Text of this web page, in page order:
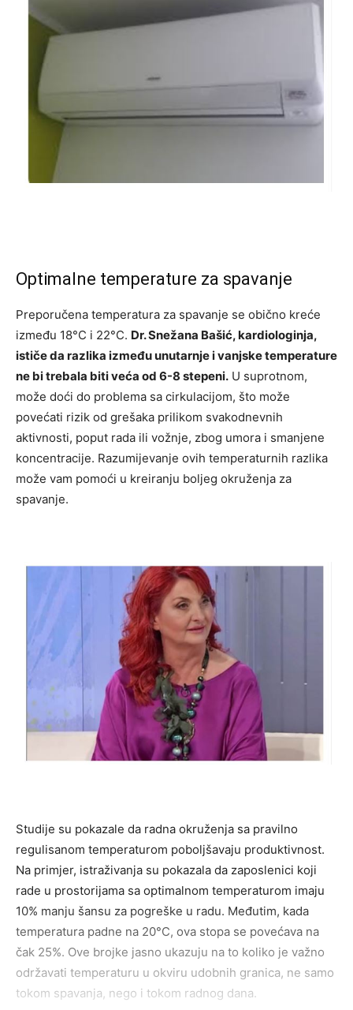
Optimalne temperature za spavanje
Preporučena temperatura za spavanje se obično kreće
između 18°C i 22°C. Dr. Snežana Bašić, kardiologinja,
ističe da razlika između unutarnje i vanjske temperature
ne bi trebala biti veća od 6-8 stepeni. U suprotnom,
može doći do problema sa cirkulacijom, što može
povećati rizik od grešaka prilikom svakodnevnih
aktivnosti, poput rada ili vožnje, zbog umora i smanjene
koncentracije. Razumijevanje ovih temperaturnih razlika
može vam pomoći u kreiranju boljeg okruženja za
spavanje.
Studije su pokazale da radna okruženja sa pravilno
regulisanom temperaturom poboljšavaju produktivnost.
Na primjer, istraživanja su pokazala da zaposlenici koji
rade u prostorijama sa optimalnom temperaturom imaju
10% manju šansu za pogreške u radu. Međutim, kada
temperatura padne na 20°C, ova stopa se povećava na
čak 25%. Ove brojke jasno ukazuju na to koliko je važno
održavati temperaturu u okviru udobnih granica, ne samo
tokom spavanja, nego i tokom radnog dana.